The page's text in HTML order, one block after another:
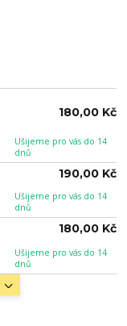
Ušijeme pro vás do 14
dnů
180,00 Kč
Ušijeme pro vás do 14
dnů
190,00 Kč
Ušijeme pro vás do 14
dnů
180,00 Kč